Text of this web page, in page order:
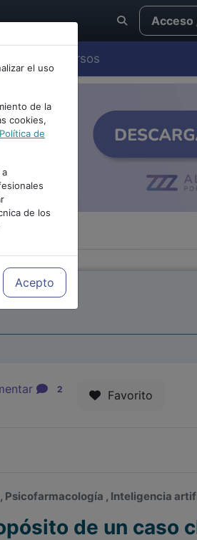
Acceso
Cursos
el uso
de la
cookies,
Política de
de los
más
Acepto
2 Favorito
Psicofarmacología , Inteligencia
de un caso